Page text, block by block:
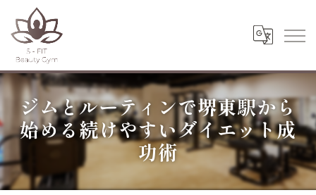
ジムとルーティンで堺東駅から
始める続けやすいダイエット成
功術